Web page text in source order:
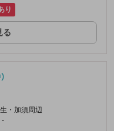
り
る
・加須周辺
-